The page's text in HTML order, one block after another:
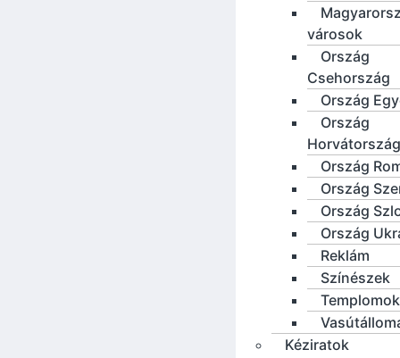
városok
Ország
Csehország
Ország
Ország
Horvátország
Ország
Ország
Ország
Ország
Reklám
Színészek
Templomok
Kéziratok